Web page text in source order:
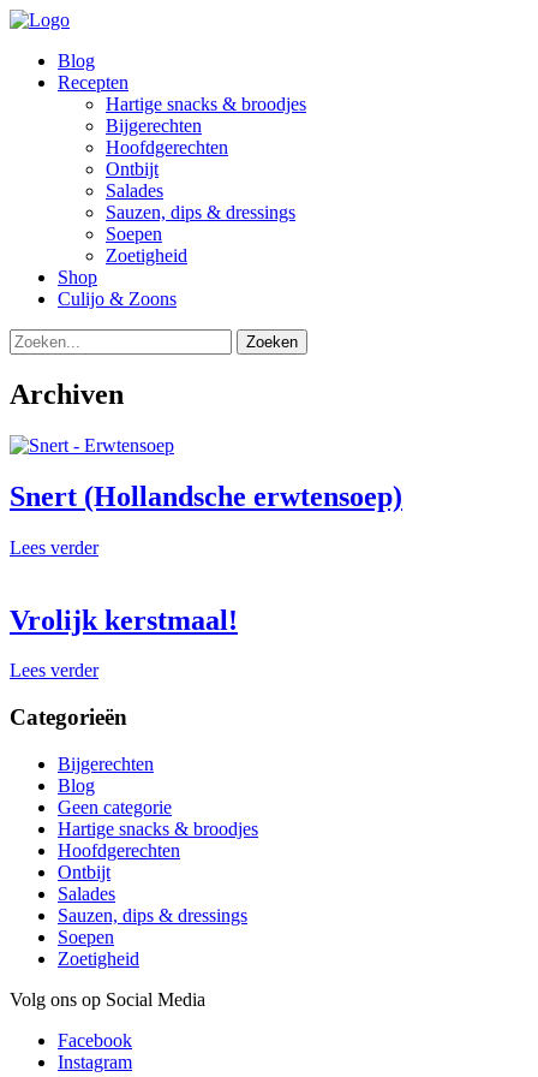
Blog
Recepten
Hartige snacks & broodjes
Bijgerechten
Hoofdgerechten
Ontbijt
Salades
Sauzen, dips & dressings
Soepen
Zoetigheid
Shop
Culijo & Zoons
Zoeken
Archiven
Snert (Hollandsche erwtensoep)
Lees verder
Vrolijk kerstmaal!
Lees verder
Categorieën
Bijgerechten
Blog
Geen categorie
Hartige snacks & broodjes
Hoofdgerechten
Ontbijt
Salades
Sauzen, dips & dressings
Soepen
Zoetigheid
Volg ons op Social Media
Facebook
Instagram